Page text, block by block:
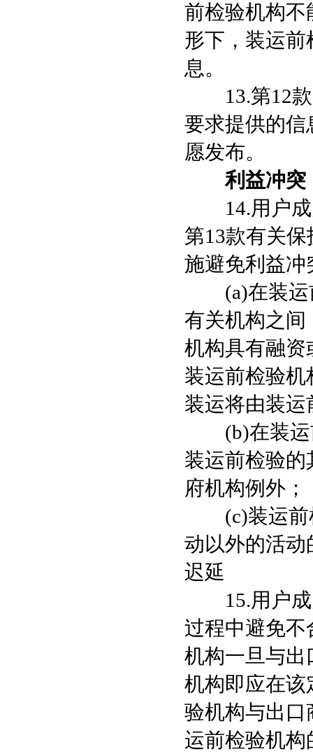
前检验机构不
形下，装运
息。
13.第12款
要求提供的信
愿发布。
利益冲突
14.用户成
第13款有关
施避免利益冲
(a)在装运
有关机构之间
机构具有融资
装运前检验
装运将由装
(b)在装运
装运前检验
府机构例外；
(c)装运前
动以外的活动
迟延
15.用户成
过程中避免不
机构一旦与出
机构即应在该
验机构与出口
运前检验机构